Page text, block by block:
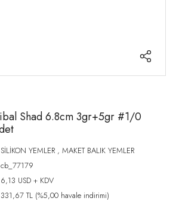
Shad 6.8cm 3gr+5gr #1/0
SİLİKON YEMLER ,MAKET BALIK YEMLER
cb_77179
6,13 USD + KDV
331,67 TL (%5,00 havale indirimi)